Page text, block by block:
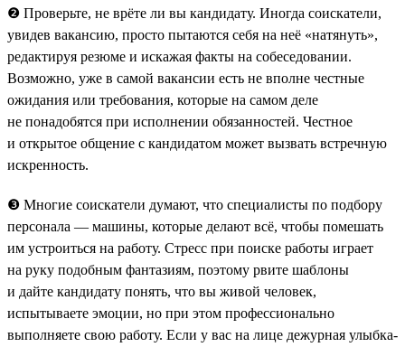
❷ Проверьте, не врёте ли вы кандидату. Иногда соискатели,
увидев вакансию, просто пытаются себя на неё «натянуть»,
редактируя резюме и искажая факты на собеседовании.
Возможно, уже в самой вакансии есть не вполне честные
ожидания или требования, которые на самом деле
не понадобятся при исполнении обязанностей. Честное
и открытое общение с кандидатом может вызвать встречную
искренность.
❸ Многие соискатели думают, что специалисты по подбору
персонала — машины, которые делают всё, чтобы помешать
им устроиться на работу. Стресс при поиске работы играет
на руку подобным фантазиям, поэтому рвите шаблоны
и дайте кандидату понять, что вы живой человек,
испытываете эмоции, но при этом профессионально
выполняете свою работу. Если у вас на лице дежурная улыбка-